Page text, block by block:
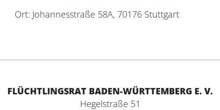
Ort: Johannesstraße 58A, 70176 Stuttgart
FLÜCHTLINGSRAT BADEN-WÜRTTEMBERG E. V.
Hegelstraße 51